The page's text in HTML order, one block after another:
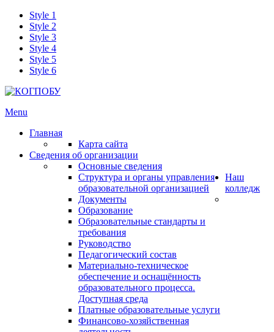
Style 1
Style 2
Style 3
Style 4
Style 5
Style 6
Menu
Главная
Карта сайта
Сведения об организации
Основные сведения
Структура и органы управления
образовательной организацией
Документы
Образование
Образовательные стандарты и
требования
Руководство
Педагогический состав
Материально-техническое
обеспечение и оснащённость
образовательного процесса.
Доступная среда
Платные образовательные услуги
Финансово-хозяйственная
Наш
колледж